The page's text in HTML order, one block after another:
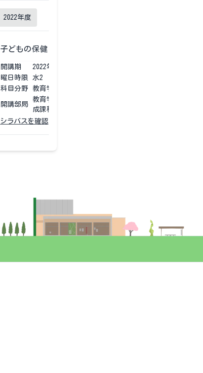
2022年度
子どもの保健Ｂ
開講期 2022年度
曜日時限
水2
科目分野
教育学部専門科目
開講部局
教育学部 学校教育教員養
成課程
シラバスを確認